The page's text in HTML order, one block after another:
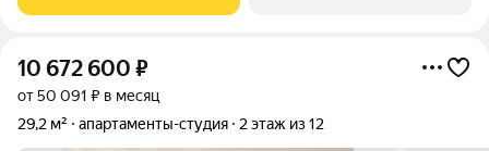
10 672 600 ₽
от 50 091 ₽ в месяц
29,2 м²
апартаменты-студия 2 этаж из 12